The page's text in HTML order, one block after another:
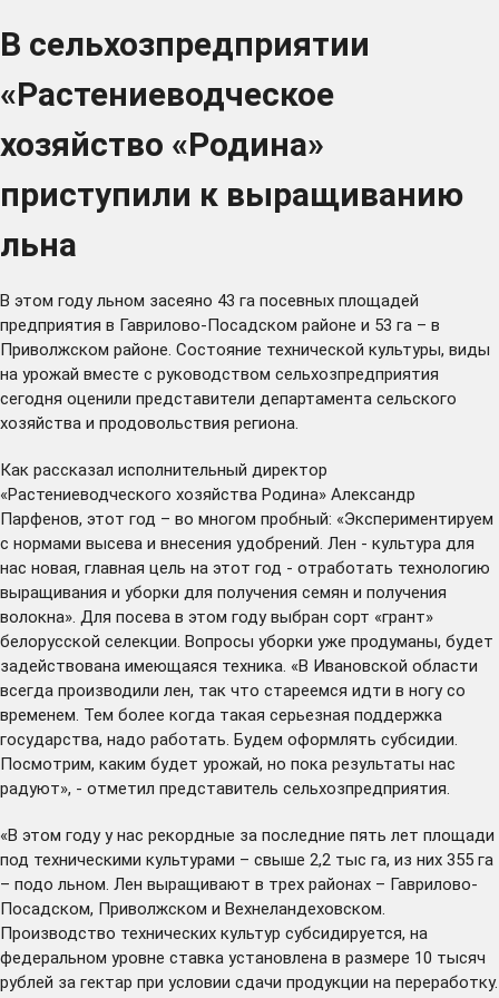
В сельхозпредприятии
«Растениеводческое
хозяйство «Родина»
приступили к выращиванию
льна
В этом году льном засеяно 43 га посевных площадей
предприятия в Гаврилово-Посадском районе и 53 га – в
Приволжском районе. Состояние технической культуры, виды
на урожай вместе с руководством сельхозпредприятия
сегодня оценили представители департамента сельского
хозяйства и продовольствия региона.
Как рассказал исполнительный директор
«Растениеводческого хозяйства Родина» Александр
Парфенов, этот год – во многом пробный: «Экспериментируем
с нормами высева и внесения удобрений. Лен - культура для
нас новая, главная цель на этот год - отработать технологию
выращивания и уборки для получения семян и получения
волокна». Для посева в этом году выбран сорт «грант»
белорусской селекции. Вопросы уборки уже продуманы, будет
задействована имеющаяся техника. «В Ивановской области
всегда производили лен, так что стареемся идти в ногу со
временем. Тем более когда такая серьезная поддержка
государства, надо работать. Будем оформлять субсидии.
Посмотрим, каким будет урожай, но пока результаты нас
радуют», - отметил представитель сельхозпредприятия.
«В этом году у нас рекордные за последние пять лет площади
под техническими культурами – свыше 2,2 тыс га, из них 355 га
– подо льном. Лен выращивают в трех районах – Гаврилово-
Посадском, Приволжском и Вехнеландеховском.
Производство технических культур субсидируется, на
федеральном уровне ставка установлена в размере 10 тысяч
рублей за гектар при условии сдачи продукции на переработку.